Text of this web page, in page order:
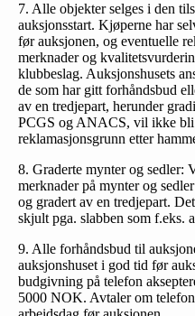
7. Alle objekter selges i den
auksjonsstart. Kjøperne har
før auksjonen, og eventuelle
merknader og
klubbeslag. Auksjonshusets
de som har gitt forhåndsbud
av en tredjepart, herunder
PCGS og ANACS, vil ikke bli
reklamasjonsgrunn etter
8. Graderte mynter og sedler:
merknader på mynter og
og gradert av en tredjepart.
skjult pga. slabben som f.eks.
9. Alle forhåndsbud til
auksjonshuset i god tid før
budgivning på telefon
5000 NOK. Avtaler om